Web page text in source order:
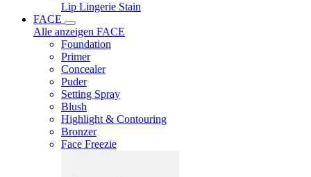
Lip Lingerie Stain
FACE
Alle anzeigen FACE
Foundation
Primer
Concealer
Puder
Setting Spray
Blush
Highlight & Contouring
Bronzer
Face Freezie